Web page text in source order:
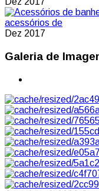
acessórios de
Dez 2017
Galeria de